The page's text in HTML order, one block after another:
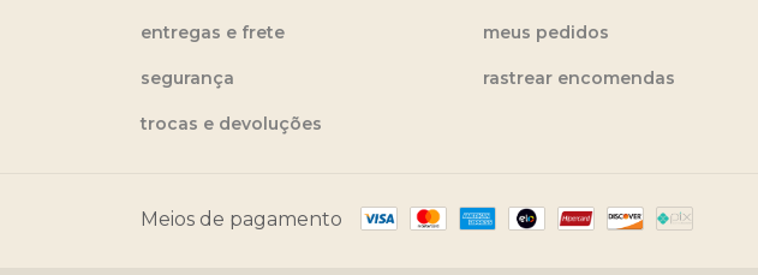
entregas e frete
segurança
trocas e devoluções
meus pedidos
rastrear encomendas
Meios de pagamento